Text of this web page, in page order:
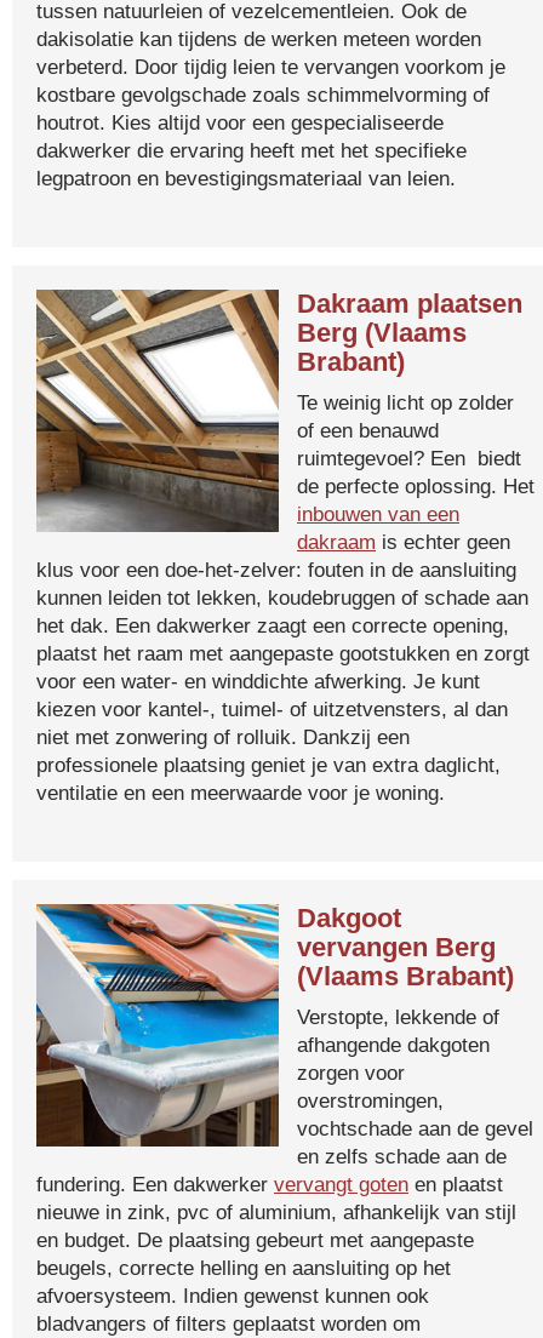
tussen natuurleien of vezelcementleien. Ook de
dakisolatie kan tijdens de werken meteen worden
verbeterd. Door tijdig leien te vervangen voorkom je
kostbare gevolgschade zoals schimmelvorming of
houtrot. Kies altijd voor een gespecialiseerde
dakwerker die ervaring heeft met het specifieke
legpatroon en bevestigingsmateriaal van leien.
Dakraam plaatsen
Berg (Vlaams
Brabant)
Te weinig licht op zolder
of een benauwd
ruimtegevoel? Een biedt
de perfecte oplossing. Het
inbouwen van een
dakraam is echter geen
klus voor een doe-het-zelver: fouten in de aansluiting
kunnen leiden tot lekken, koudebruggen of schade aan
het dak. Een dakwerker zaagt een correcte opening,
plaatst het raam met aangepaste gootstukken en zorgt
voor een water- en winddichte afwerking. Je kunt
kiezen voor kantel-, tuimel- of uitzetvensters, al dan
niet met zonwering of rolluik. Dankzij een
professionele plaatsing geniet je van extra daglicht,
ventilatie en een meerwaarde voor je woning.
Dakgoot
vervangen Berg
(Vlaams Brabant)
Verstopte, lekkende of
afhangende dakgoten
zorgen voor
overstromingen,
vochtschade aan de gevel
en zelfs schade aan de
fundering. Een dakwerker vervangt goten en plaatst
nieuwe in zink, pvc of aluminium, afhankelijk van stijl
en budget. De plaatsing gebeurt met aangepaste
beugels, correcte helling en aansluiting op het
afvoersysteem. Indien gewenst kunnen ook
bladvangers of filters geplaatst worden om